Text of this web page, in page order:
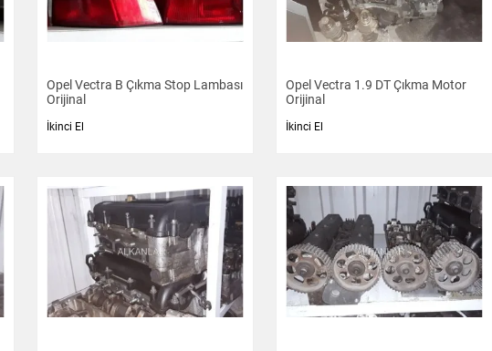
Opel Vectra B Çıkma Stop Lambası
Orijinal
İkinci El
Opel Vectra 1.9 DT Çıkma Motor
Orijinal
İkinci El